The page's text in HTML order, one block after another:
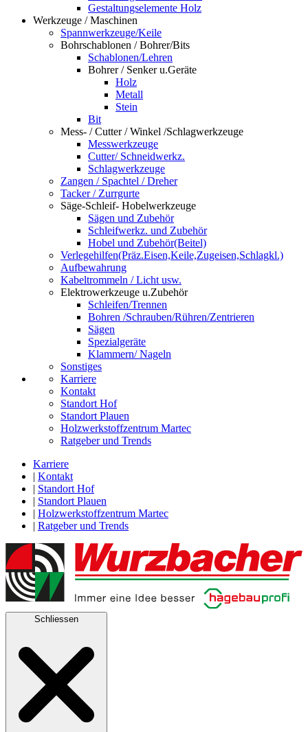
Gestaltungselemente Holz
Werkzeuge / Maschinen
Spannwerkzeuge/Keile
Bohrschablonen / Bohrer/Bits
Schablonen/Lehren
Bohrer / Senker u.Geräte
Holz
Metall
Stein
Bit
Mess- / Cutter / Winkel /Schlagwerkzeuge
Messwerkzeuge
Cutter/ Schneidwerkz.
Schlagwerkzeuge
Zangen / Spachtel / Dreher
Tacker / Zurrgurte
Säge-Schleif- Hobelwerkzeuge
Sägen und Zubehör
Schleifwerkz. und Zubehör
Hobel und Zubehör(Beitel)
Verlegehilfen(Präz.Eisen,Keile,Zugeisen,Schlagkl.)
Aufbewahrung
Kabeltrommeln / Licht usw.
Elektrowerkzeuge u.Zubehör
Schleifen/Trennen
Bohren /Schrauben/Rühren/Zentrieren
Sägen
Spezialgeräte
Klammern/ Nageln
Sonstiges
Karriere
Kontakt
Standort Hof
Standort Plauen
Holzwerkstoffzentrum Martec
Ratgeber und Trends
Karriere
| Kontakt
| Standort Hof
| Standort Plauen
| Holzwerkstoffzentrum Martec
| Ratgeber und Trends
Schliessen